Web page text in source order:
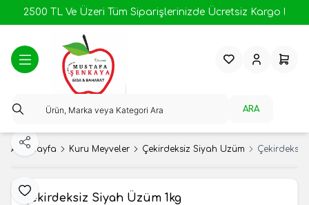
2500 TL Ve Üzeri Tüm Siparişlerinizde Ücretsiz Kargo !
ARA
FavorilerimHesabım
Ana Sayfa Kuru Meyveler Çekirdeksiz Siyah Üzüm Çekirdeksiz
Favoriye Ekle
Paylaş
Çekirdeksiz Siyah Üzüm 1kg